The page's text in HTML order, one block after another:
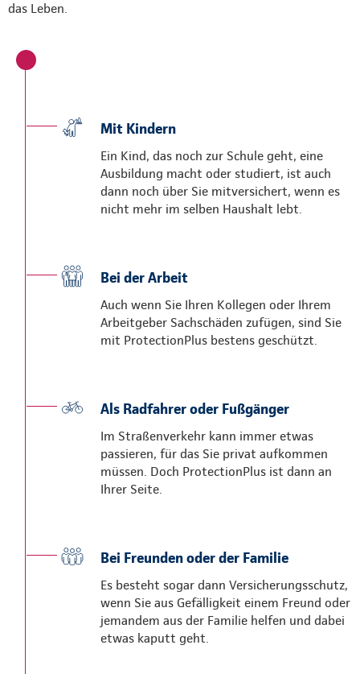
das Leben.
Mit Kindern
Ein Kind, das noch zur Schule geht, eine
Ausbildung macht oder studiert, ist auch
dann noch über Sie mitversichert, wenn es
nicht mehr im selben Haushalt lebt.
Bei der Arbeit
Auch wenn Sie Ihren Kollegen oder Ihrem
Arbeitgeber Sachschäden zufügen, sind Sie
mit ProtectionPlus bestens geschützt.
Als Radfahrer oder Fußgänger
Im Straßenverkehr kann immer etwas
passieren, für das Sie privat aufkommen
müssen. Doch ProtectionPlus ist dann an
Ihrer Seite.
Bei Freunden oder der Familie
Es besteht sogar dann Versicherungsschutz,
wenn Sie aus Gefälligkeit einem Freund oder
jemandem aus der Familie helfen und dabei
etwas kaputt geht.